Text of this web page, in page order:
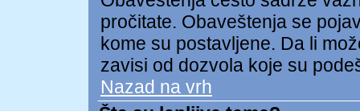
pročitate. Obaveštenja se
kome su postavljene. Da li
zavisi od dozvola koje su
Nazad na vrh